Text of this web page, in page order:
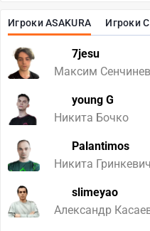
Игроки ASAKURA Игроки
7jesu
Максим
young G
Никита Бочко
Palantimos
Никита Гринкевич
slimeyao
Александр